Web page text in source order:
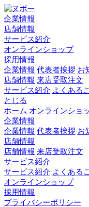
企業情報
店舗情報
サービス紹介
オンラインショップ
採用情報
企業情報 代表者挨拶 お
店舗情報 来店受取注文
サービス紹介 よくある
とじる
ホーム オンラインショ
企業情報
企業情報 代表者挨拶 お
店舗情報
店舗情報 来店受取注文
サービス紹介
サービス紹介 よくある
オンラインショップ
採用情報
プライバシーポリシー